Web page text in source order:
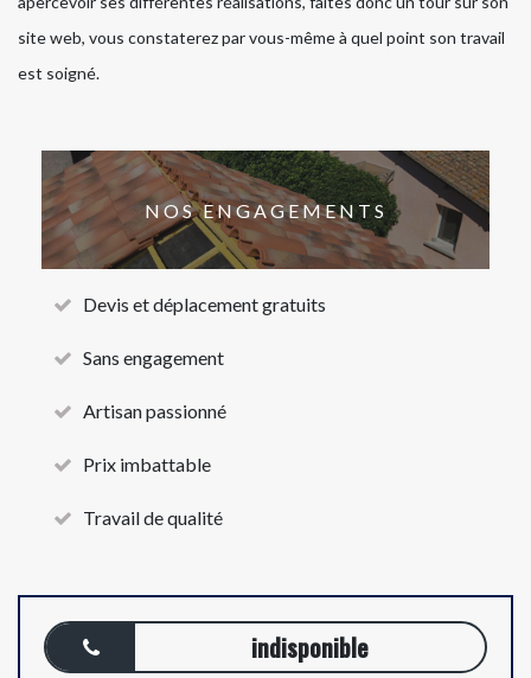
site web, vous constaterez par vous-même à quel point son travail
est soigné.
NOS ENGAGEMENTS
Devis et déplacement gratuits
Sans engagement
Artisan passionné
Prix imbattable
Travail de qualité
indisponible